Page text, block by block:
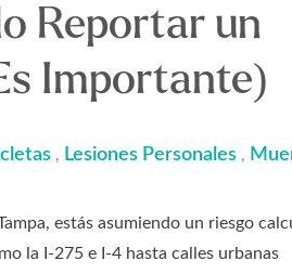
Reportar un
Importante)
, Lesiones Personales ,
estás asumiendo un riesgo
la I-275 e I-4 hasta calles urbanas